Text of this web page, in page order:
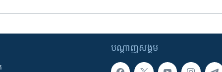
បណ្តាញ​សង្គម